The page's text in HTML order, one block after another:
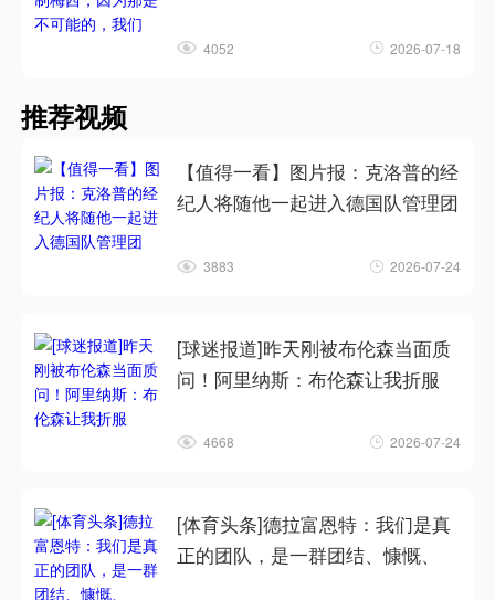
4052 2026-07-18
推荐视频
【值得一看】图片报：克洛普的经
纪人将随他一起进入德国队管理团
3883 2026-07-24
[球迷报道]昨天刚被布伦森当面质
问！阿里纳斯：布伦森让我折服
4668 2026-07-24
[体育头条]德拉富恩特：我们是真
正的团队，是一群团结、慷慨、